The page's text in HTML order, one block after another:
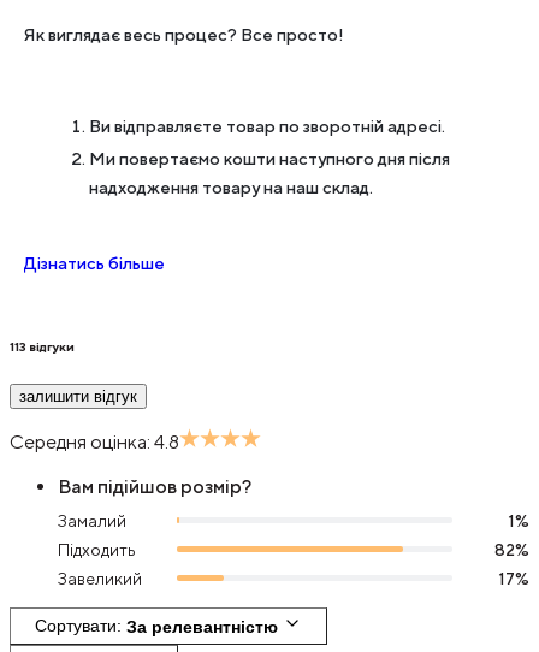
Як виглядає весь процес? Все просто!
Ви відправляєте товар по зворотній адресі.
Ми повертаємо кошти наступного дня після
надходження товару на наш склад.
Дізнатись більше
113 відгуки
залишити відгук
Середня оцінка: 4.8
Вам підійшов розмір?
Замалий 1%
Підходить
82%
Завеликий
17%
Сортувати За релевантністю